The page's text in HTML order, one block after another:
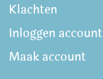
Klachten
Inloggen account
Maak account